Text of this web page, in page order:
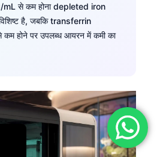
से कम होना depleted iron
है, जबकि transferrin
होने पर उपलब्ध आयरन में कमी का